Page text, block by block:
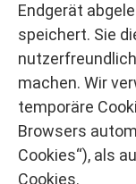
Endgerät
speichert. Sie
machen. Wir
temporäre
Browsers
Cookies“), als
Cookies.